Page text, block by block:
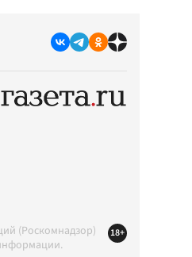
(Роскомнадзор)
18+